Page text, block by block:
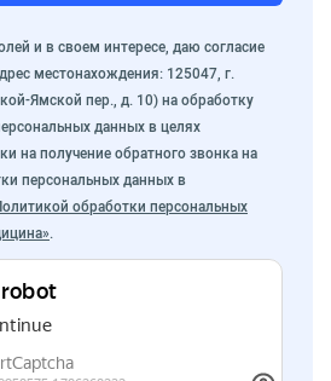
и в своем интересе, даю согласие
местонахождения: 125047, г.
Ямской пер., д. 10) на обработку
данных в целях
на получение обратного звонка на
персональных данных в
обработки персональных
.